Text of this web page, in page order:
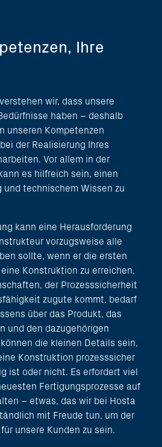
Ihre
wir, dass unsere
haben – deshalb
unseren Kompetenzen
der Realisierung Ihres
Vor allem in der
es hilfreich sein, einen
und technischem Wissen zu
kann eine Herausforderung
vorzugsweise alle
sollte, wenn er die ersten
Konstruktion zu erreichen,
der Prozesssicherheit
zugute kommt, bedarf
über das Produkt, das
und den dazugehörigen
die kleinen Details sein,
Konstruktion prozesssicher
ist oder nicht. Es erfordert viel
Fertigungsprozesse auf
– etwas, das wir bei Hosta
mit Freude tun, um der
unsere Kunden zu sein.